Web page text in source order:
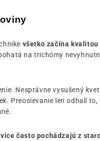
všetko začína kvalitou
na trichómy
Nesprávne vysušený
Preosievanie len odhalí to,
často pochádzajú z